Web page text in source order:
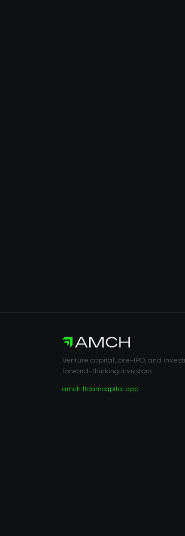
Venture capital, pre-IPO, and
forward-thinking investors.
amch.ltdamcapital.app